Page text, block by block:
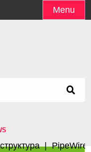
Menu
|PipeWire